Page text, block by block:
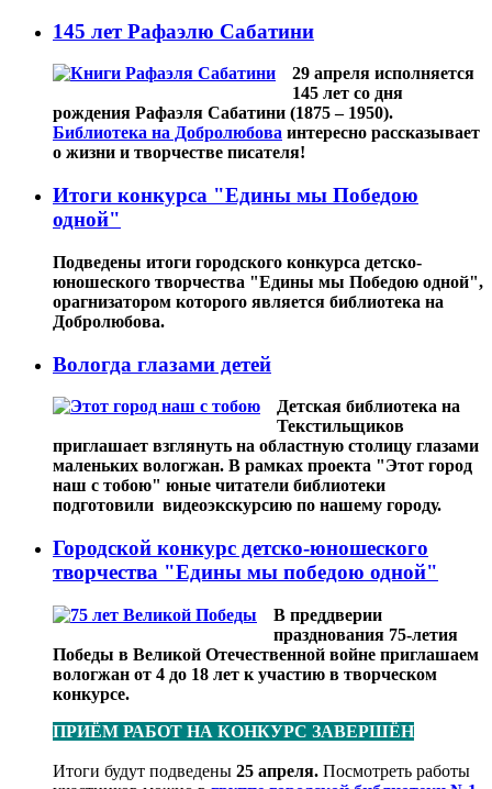
145 лет Рафаэлю Сабатини
29 апреля исполняется
145 лет со дня
рождения Рафаэля Сабатини (1875 – 1950).
Библиотека на Добролюбова интересно рассказывает
о жизни и творчестве писателя!
Итоги конкурса "Едины мы Победою
одной"
Подведены итоги городского конкурса детско-
юношеского творчества "Едины мы Победою одной",
орагнизатором которого является библиотека на
Добролюбова.
Вологда глазами детей
Детская библиотека на
Текстильщиков
приглашает взглянуть на областную столицу глазами
маленьких вологжан. В рамках проекта "Этот город
наш с тобою" юные читатели библиотеки
подготовили видеоэкскурсию по нашему городу.
Городской конкурс детско-юношеского
творчества "Едины мы победою одной"
В преддверии
празднования 75-летия
Победы в Великой Отечественной войне приглашаем
вологжан от 4 до 18 лет к участию в творческом
конкурсе.
ПРИЁМ РАБОТ НА КОНКУРС ЗАВЕРШЁН
Итоги будут подведены 25 апреля. Посмотреть работы